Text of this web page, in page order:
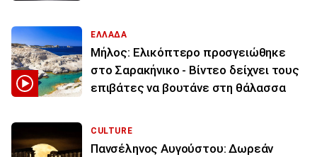
ΕΛΛΑΔΑ
Μήλος: Ελικόπτερο προσγειώθηκε
στο Σαρακήνικο - Βίντεο δείχνει τους
επιβάτες να βουτάνε στη θάλασσα
CULTURE
Πανσέληνος Αυγούστου: Δωρεάν